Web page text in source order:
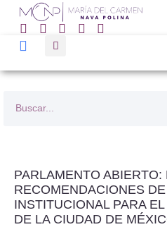
PARLAMENTO
RECOMENDACIONES
INSTITUCIONAL PARA
DE LA CIUDAD DE